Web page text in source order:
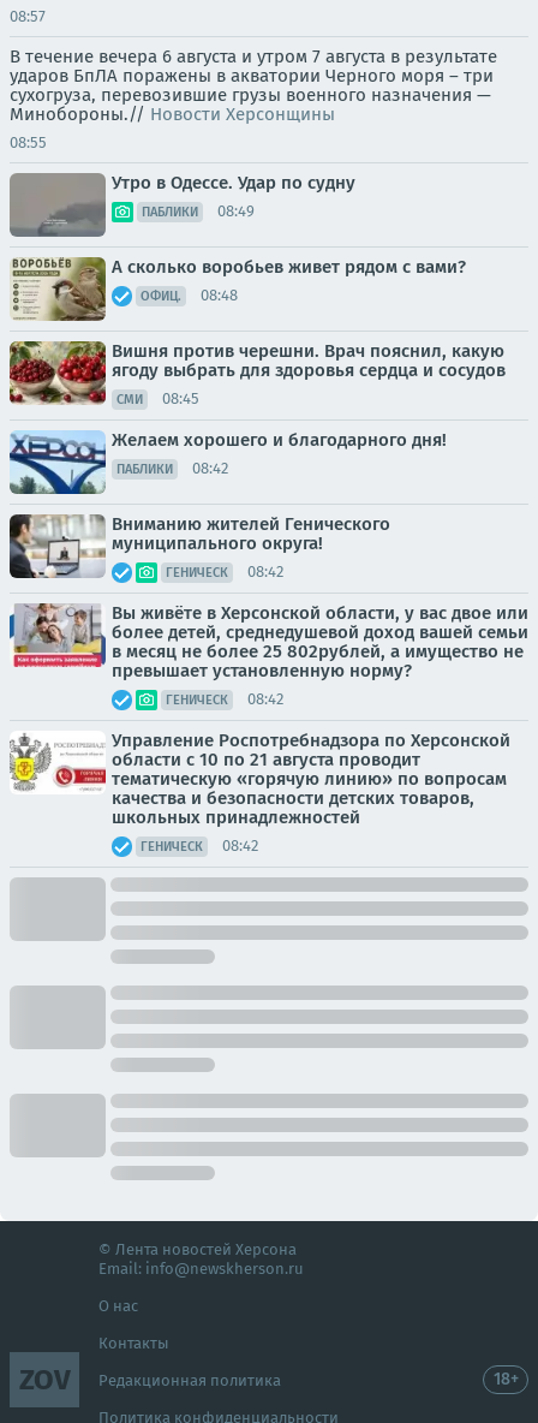
08:57
В течение вечера 6 августа и утром 7 августа в результате
ударов БпЛА поражены в акватории Черного моря – три
сухогруза, перевозившие грузы военного назначения —
Минобороны.// Новости Херсонщины
08:55
Утро в Одессе. Удар по судну
ПАБЛИКИ 08:49
А сколько воробьев живет рядом с вами?
ОФИЦ. 08:48
Вишня против черешни. Врач пояснил, какую
ягоду выбрать для здоровья сердца и сосудов
СМИ 08:45
Желаем хорошего и благодарного дня!
ПАБЛИКИ 08:42
Вниманию жителей Генического
муниципального округа!
ГЕНИЧЕСК 08:42
Вы живёте в Херсонской области, у вас двое или
более детей, среднедушевой доход вашей семьи
в месяц не более 25 802рублей, а имущество не
превышает установленную норму?
ГЕНИЧЕСК 08:42
Управление Роспотребнадзора по Херсонской
области с 10 по 21 августа проводит
тематическую «горячую линию» по вопросам
качества и безопасности детских товаров,
школьных принадлежностей
ГЕНИЧЕСК 08:42
ZOV
© Лента новостей Херсона
Email: info@newskherson.ru
О нас
Контакты
Редакционная политика
Политика конфиденциальности
18+